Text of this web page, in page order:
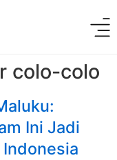
colo-colo
Ini Jadi